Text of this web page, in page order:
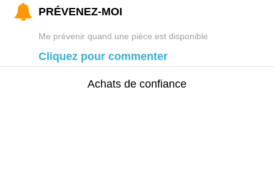
PRÉVENEZ-MOI
Me prévenir quand une pièce est disponible
Cliquez pour commenter
Achats de confiance